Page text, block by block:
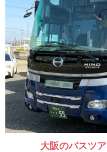
大阪のバスツ